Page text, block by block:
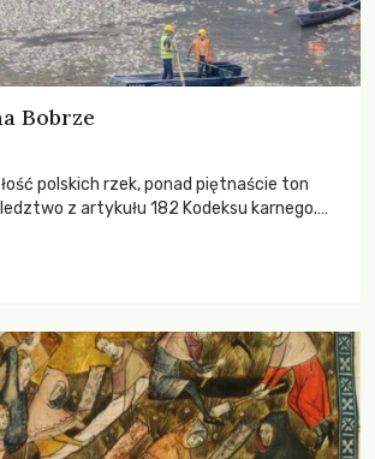
Bobrze
polskich rzek, ponad piętnaście ton
z artykułu 182 Kodeksu karnego.
do biologicznej śmierci rzeki.